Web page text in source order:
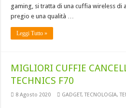
gaming, si tratta di una cuffia wireless di
pregio e una qualità …
Leggi Tutto »
MIGLIORI CUFFIE
TECHNICS F70
8 Agosto 2020 GADGET,TECNOLOGIA,